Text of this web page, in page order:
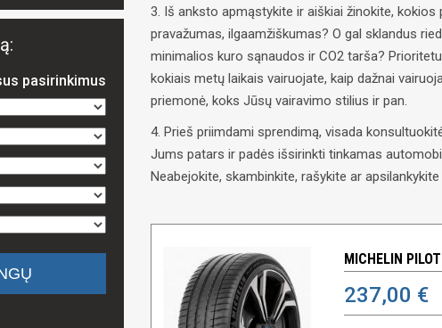
pasirinkimus
3. Iš anksto apmąstykite ir aiškiai žinokite,
pravažumas, ilgaamžiškumas? O gal sklandus
minimalios kuro sąnaudos ir CO2 tarša?
kokiais metų laikais vairuojate, kaip dažnai
priemonė, koks Jūsų vairavimo stilius ir pan.
4. Prieš priimdami sprendimą, visada
Jums patars ir padės išsirinkti tinkamas
Neabejokite, skambinkite, rašykite ar
MICHELIN
237,00 €